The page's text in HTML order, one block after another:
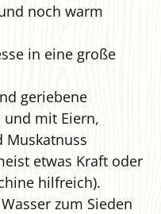
noch warm
in eine große
geriebene
mit Eiern,
Muskatnuss
etwas Kraft oder
hilfreich).
zum Sieden